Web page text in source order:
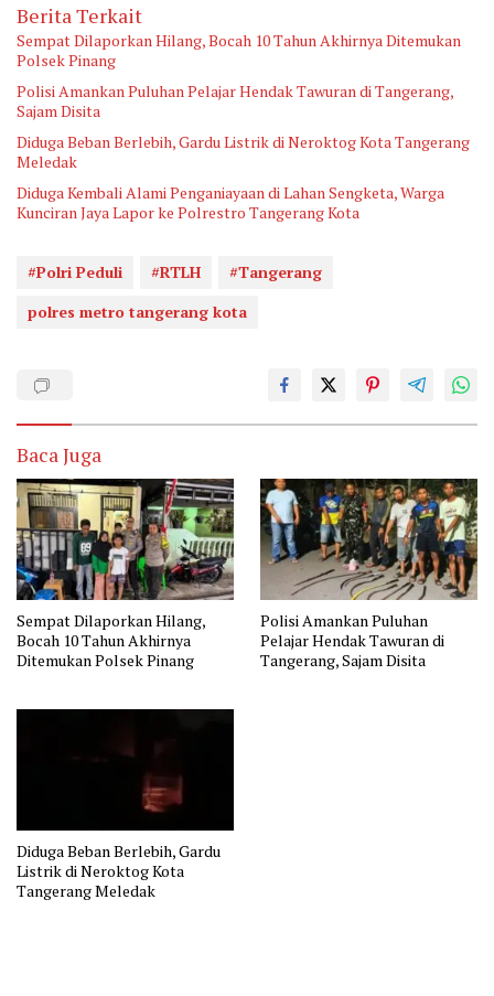
Berita Terkait
Sempat Dilaporkan Hilang, Bocah 10 Tahun Akhirnya Ditemukan
Polsek Pinang
Polisi Amankan Puluhan Pelajar Hendak Tawuran di Tangerang,
Sajam Disita
Diduga Beban Berlebih, Gardu Listrik di Neroktog Kota Tangerang
Meledak
Diduga Kembali Alami Penganiayaan di Lahan Sengketa, Warga
Kunciran Jaya Lapor ke Polrestro Tangerang Kota
#Polri Peduli #RTLH
#Tangerang
polres metro tangerang kota
Baca Juga
Sempat Dilaporkan Hilang,
Bocah 10 Tahun Akhirnya
Ditemukan Polsek Pinang
Polisi Amankan Puluhan
Pelajar Hendak Tawuran di
Tangerang, Sajam Disita
Diduga Beban Berlebih, Gardu
Listrik di Neroktog Kota
Tangerang Meledak